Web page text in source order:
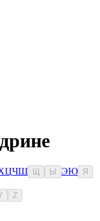
ЦЧШ Ы ЭЮ Я
Z